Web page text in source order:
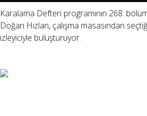
Karalama Defteri programının 268.
Doğan Hızlan, çalışma masasından
izleyiciyle buluşturuyor.